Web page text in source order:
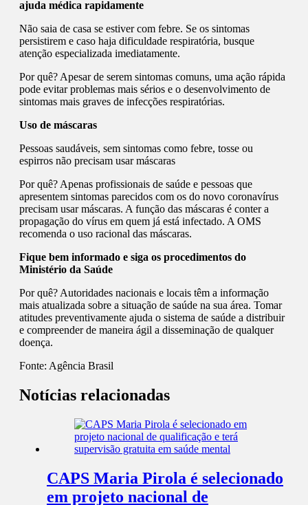
ajuda médica rapidamente
Não saia de casa se estiver com febre. Se os sintomas
persistirem e caso haja dificuldade respiratória, busque
atenção especializada imediatamente.
Por quê? Apesar de serem sintomas comuns, uma ação rápida
pode evitar problemas mais sérios e o desenvolvimento de
sintomas mais graves de infecções respiratórias.
Uso de máscaras
Pessoas saudáveis, sem sintomas como febre, tosse ou
espirros não precisam usar máscaras
Por quê? Apenas profissionais de saúde e pessoas que
apresentem sintomas parecidos com os do novo coronavírus
precisam usar máscaras. A função das máscaras é conter a
propagação do vírus em quem já está infectado. A OMS
recomenda o uso racional das máscaras.
Fique bem informado e siga os procedimentos do
Ministério da Saúde
Por quê? Autoridades nacionais e locais têm a informação
mais atualizada sobre a situação de saúde na sua área. Tomar
atitudes preventivamente ajuda o sistema de saúde a distribuir
e compreender de maneira ágil a disseminação de qualquer
doença.
Fonte: Agência Brasil
Notícias relacionadas
CAPS Maria Pirola é selecionado
em projeto nacional de